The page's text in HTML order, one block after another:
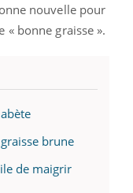
nouvelle pour
« bonne graisse ».
brune
de maigrir